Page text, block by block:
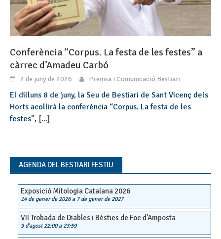
Conferència “Corpus. La festa de les festes” a
càrrec d’Amadeu Carbó
2 de juny de 2026 Premsa i Comunicació Bestiari
El dilluns 8 de juny, la Seu de Bestiari de Sant Vicenç dels
Horts acollirà la conferència “Corpus. La festa de les
festes”, [...]
AGENDA DEL BESTIARI FESTIU
Exposició Mitologia Catalana 2026
14 de gener de 2026a 7 de gener de 2027
VII Trobada de Diables i Bèsties de Foc d’Amposta
9 d'agost 22:00a 23:59